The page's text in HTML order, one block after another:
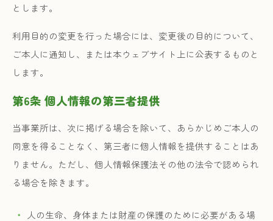
とします。
利用目的の変更を行った場合には、変更後の目的について、
ご本人に通知し、または本ウェブサイト上に公表するものと
します。
第6条 個人情報の第三者提供
当事業所は、次に掲げる場合を除いて、あらかじめご本人の
同意を得ることなく、第三者に個人情報を提供することはあ
りません。ただし、個人情報保護法その他の法令で認められ
る場合を除きます。
人の生命、身体または財産の保護のために必要がある場